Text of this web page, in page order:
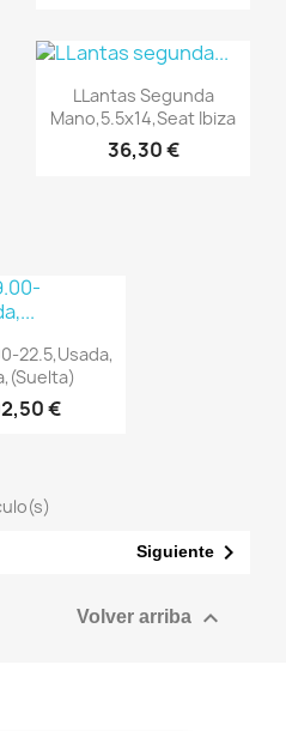
Vista rápida
LLantas Segunda
Mano,5.5x14,Seat Ibiza
36,30 €
rápida
22.5,Usada,
€
Siguiente 
Volver arriba 